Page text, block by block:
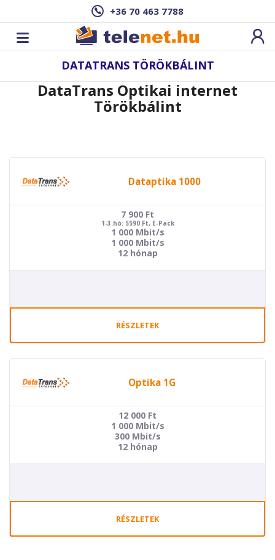
+36 70 463 7788
DATATRANS TÖRÖKBÁLINT
DataTrans Optikai internet
Törökbálint
Dataptika 1000
7 900 Ft
1-3.hó: 5590 Ft, E-Pack
1 000 Mbit/s
1 000 Mbit/s
12 hónap
RÉSZLETEK
Optika 1G
12 000 Ft
1 000 Mbit/s
300 Mbit/s
12 hónap
RÉSZLETEK